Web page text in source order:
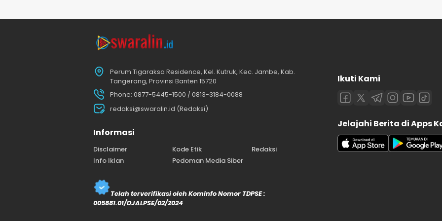
Perum Tigaraksa Residence, Kel. Kutruk, Kec. Jambe, Kab.
Tangerang, Provinsi Banten 15720
Phone: 0877-5445-1500 / 0813-3184-0088
redaksi@swaralin.id (Redaksi)
Informasi
Disclaimer Kode Etik
Redaksi
Info Iklan
Pedoman Media Siber
Telah terverifikasi oleh Kominfo Nomor TDPSE :
005881.01/DJALPSE/02/2024
Ikuti Kami
Jelajahi Berita di Apps